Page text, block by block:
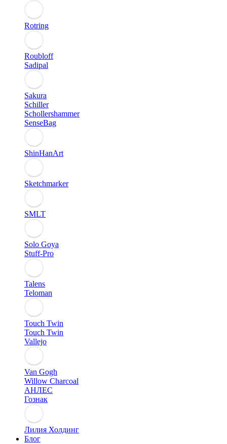
Rotring
Roubloff
Sadipal
Sakura
Schiller
Schollershammer
SenseBag
ShinHanArt
Sketchmarker
SMLT
Solo Goya
Stuff-Pro
Talens
Teloman
Touch Twin
Touch Twin
Vallejo
Van Gogh
Willow Charcoal
АНЛЕС
Гознак
Лилия Холдинг
Блог